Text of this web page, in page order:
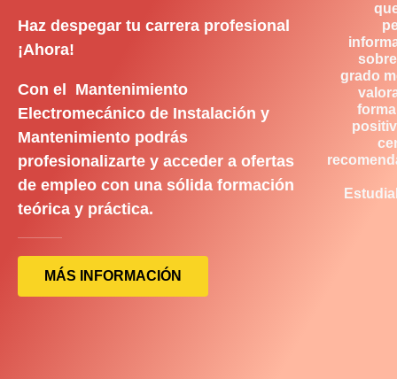
Haz despegar tu carrera profesional
¡Ahora!
Con el Mantenimiento
Electromecánico de Instalación y
Mantenimiento podrás
profesionalizarte y acceder a ofertas
de empleo con una sólida formación
teórica y práctica.
MÁS INFORMACIÓN
grado